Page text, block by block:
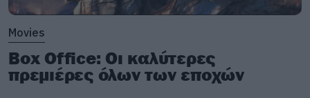
Movies
Box Office: Οι καλύτερες
πρεμιέρες όλων των εποχών